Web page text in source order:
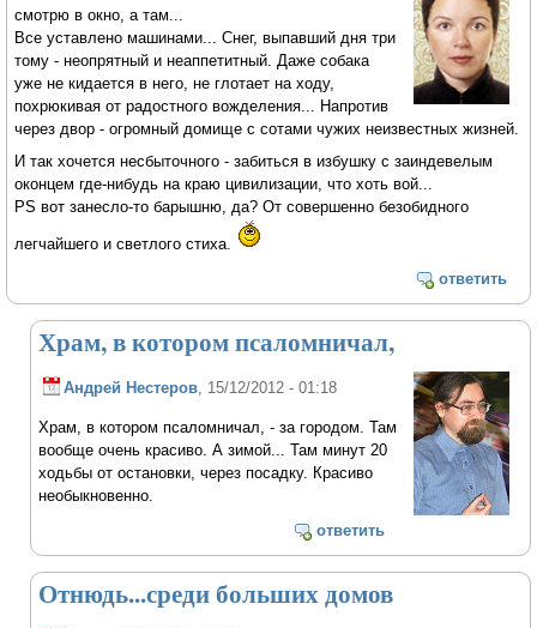
смотрю в окно, а там...
Все уставлено машинами... Снег, выпавший дня три
тому - неопрятный и неаппетитный. Даже собака
уже не кидается в него, не глотает на ходу,
похрюкивая от радостного вожделения... Напротив
через двор - огромный домище с сотами чужих неизвестных жизней.
И так хочется несбыточного - забиться в избушку с заиндевелым
оконцем где-нибудь на краю цивилизации, что хоть вой...
PS вот занесло-то барышню, да? От совершенно безобидного
легчайшего и светлого стиха.
ответить
Храм, в котором псаломничал,
Андрей Нестеров, 15/12/2012 - 01:18
Храм, в котором псаломничал, - за городом. Там
вообще очень красиво. А зимой... Там минут 20
ходьбы от остановки, через посадку. Красиво
необыкновенно.
ответить
Отнюдь...среди больших домов